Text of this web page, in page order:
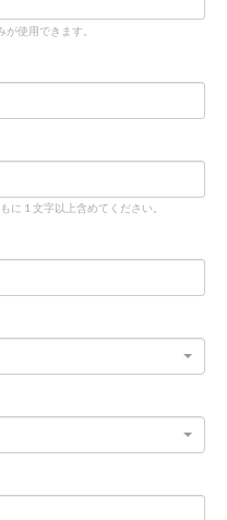
使用できます。
に 1 文字以上含めてください。